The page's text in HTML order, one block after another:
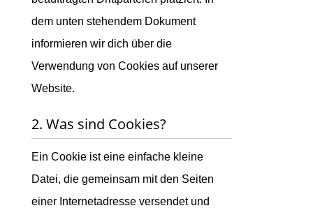
dem unten stehendem Dokument
informieren wir dich über die
Verwendung von Cookies auf unserer
Website.
2. Was sind Cookies?
Ein Cookie ist eine einfache kleine
Datei, die gemeinsam mit den Seiten
einer Internetadresse versendet und